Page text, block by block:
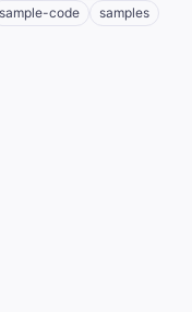
sample-code
samples